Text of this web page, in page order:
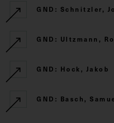
GND: Schnitzler,
GND: Ultzmann,
GND: Hock, Jakob
GND: Basch,